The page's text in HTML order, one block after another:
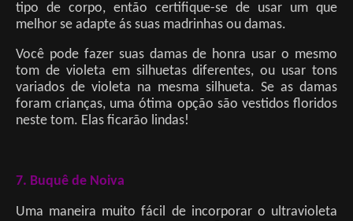
tipo de corpo, então certifique-se de usar um que
melhor se adapte ás suas madrinhas ou damas.
Você pode fazer suas damas de honra usar o mesmo
tom de violeta em silhuetas diferentes, ou usar tons
variados de violeta na mesma silhueta. Se as damas
foram crianças, uma ótima opção são vestidos floridos
neste tom. Elas ficarão lindas!
7. Buquê de Noiva
Uma maneira muito fácil de incorporar o ultravioleta